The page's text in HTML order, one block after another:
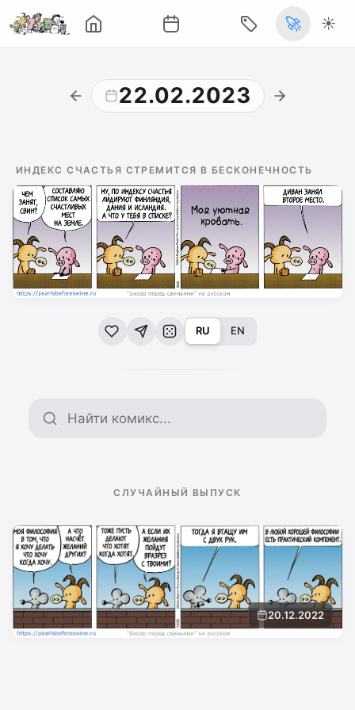
🚀 ☀️
22.02.2023
ИНДЕКС СЧАСТЬЯ СТРЕМИТСЯ В БЕСКОНЕЧНОСТЬ
RU EN
Поиск по архиву
СЛУЧАЙНЫЙ ВЫПУСК
20.12.2022